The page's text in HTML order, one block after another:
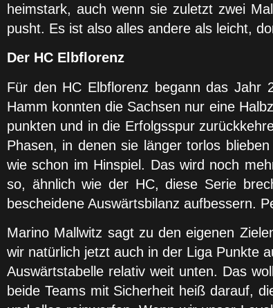
heimstark, auch wenn sie zuletzt zwei
pusht. Es ist also alles andere als leicht,
Der HC Elbflorenz
Für den HC Elbflorenz begann das Jahr
Hamm konnten die Sachsen nur eine
punkten und in die Erfolgsspur
Phasen, in denen sie länger torlos
wie schon im Hinspiel. Das wird noch
so, ähnlich wie der HC, diese Serie
bescheidene Auswärtsbilanz aufbessern.
Marino Mallwitz sagt zu den eigenen
wir natürlich jetzt auch in der Liga Punkte
Auswärtstabelle relativ weit unten. Das
beide Teams mit Sicherheit heiß darauf,